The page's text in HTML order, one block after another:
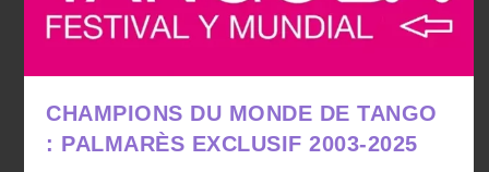
CHAMPIONS DU MONDE DE TANGO
: PALMARÈS EXCLUSIF 2003-2025